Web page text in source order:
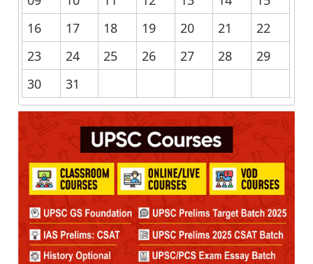
16
17 18 19 20 21
22
23
24 25 26 27 28
29
30
31